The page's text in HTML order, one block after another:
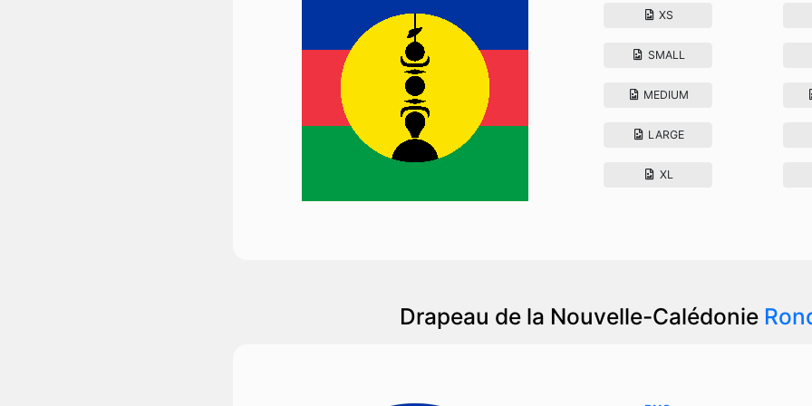
XS
SMALL
MEDIUM
LARGE
XL
Drapeau de la Nouvelle-Calédonie